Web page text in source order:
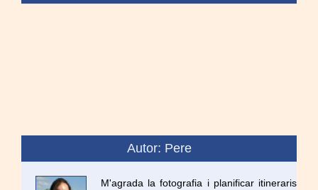
Autor: Pere
M'agrada la fotografia i planificar itineraris